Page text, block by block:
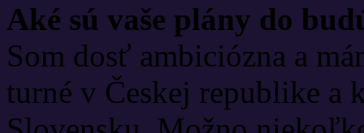
Aké sú vaše plány do
Som dosť ambiciózna a
turné v Českej republike a